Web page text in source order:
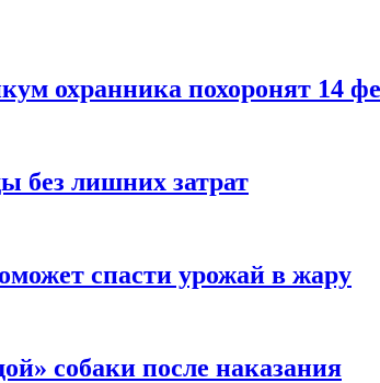
охранника похоронят 14
без лишних затрат
спасти урожай в жару
собаки после наказания